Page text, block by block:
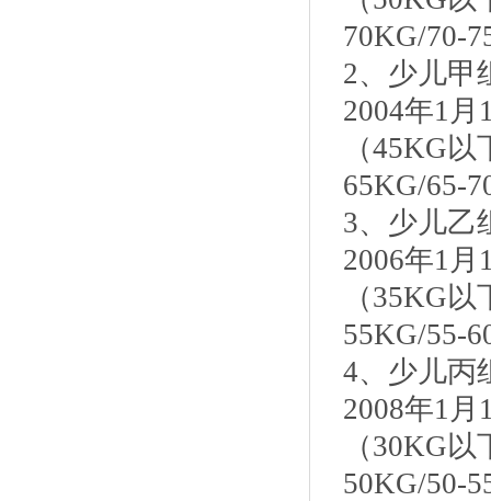
70KG/70-
2、少儿甲
2004年1
（45KG
65KG/65-
3、少儿乙
2006年1
（35KG
55KG/55-
4、少儿丙
2008年1
（30KG
50KG/50-